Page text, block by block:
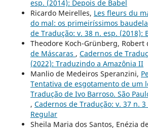
esp. (2014): Depois de Babel
Ricardo Meirelles, Les fleurs du
do mal: os primeiríssimos
de Tradução: v. 38 n. esp. (2018):
Theodore Koch-Grünberg, Robert
de Máscaras , Cadernos de
(2022): Traduzindo a Amazônia II
Manlio de Medeiros Speranzini,
Tentativa de esgotamento de um
Tradução de Ivo Barroso. São
, Cadernos de Tradução: v. 37 n. 3
Regular
Sheila Maria dos Santos, Enézia